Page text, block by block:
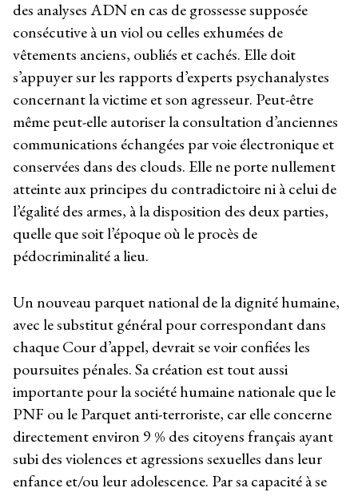
des analyses ADN en cas de grossesse supposée
consécutive à un viol ou celles exhumées de
vêtements anciens, oubliés et cachés. Elle doit
s’appuyer sur les rapports d’experts psychanalystes
concernant la victime et son agresseur. Peut-être
même peut-elle autoriser la consultation d’anciennes
communications échangées par voie électronique et
conservées dans des clouds. Elle ne porte nullement
atteinte aux principes du contradictoire ni à celui de
l’égalité des armes, à la disposition des deux parties,
quelle que soit l’époque où le procès de
pédocriminalité a lieu.
Un nouveau parquet national de la dignité humaine,
avec le substitut général pour correspondant dans
chaque Cour d’appel, devrait se voir confiées les
poursuites pénales. Sa création est tout aussi
importante pour la société humaine nationale que le
PNF ou le Parquet anti-terroriste, car elle concerne
directement environ 9 % des citoyens français ayant
subi des violences et agressions sexuelles dans leur
enfance et/ou leur adolescence. Par sa capacité à se